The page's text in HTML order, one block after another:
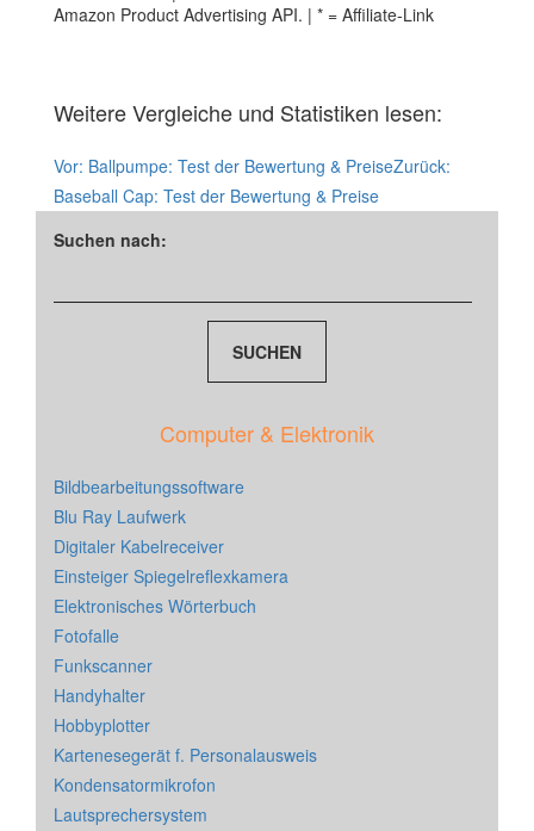
Amazon Product Advertising API. | * = Affiliate-Link
Weitere Vergleiche und Statistiken lesen:
Vor: Ballpumpe: Test der Bewertung & PreiseZurück:
Baseball Cap: Test der Bewertung & Preise
Suchen nach:
Computer & Elektronik
Bildbearbeitungssoftware
Blu Ray Laufwerk
Digitaler Kabelreceiver
Einsteiger Spiegelreflexkamera
Elektronisches Wörterbuch
Fotofalle
Funkscanner
Handyhalter
Hobbyplotter
Kartenesegerät f. Personalausweis
Kondensatormikrofon
Lautsprechersystem